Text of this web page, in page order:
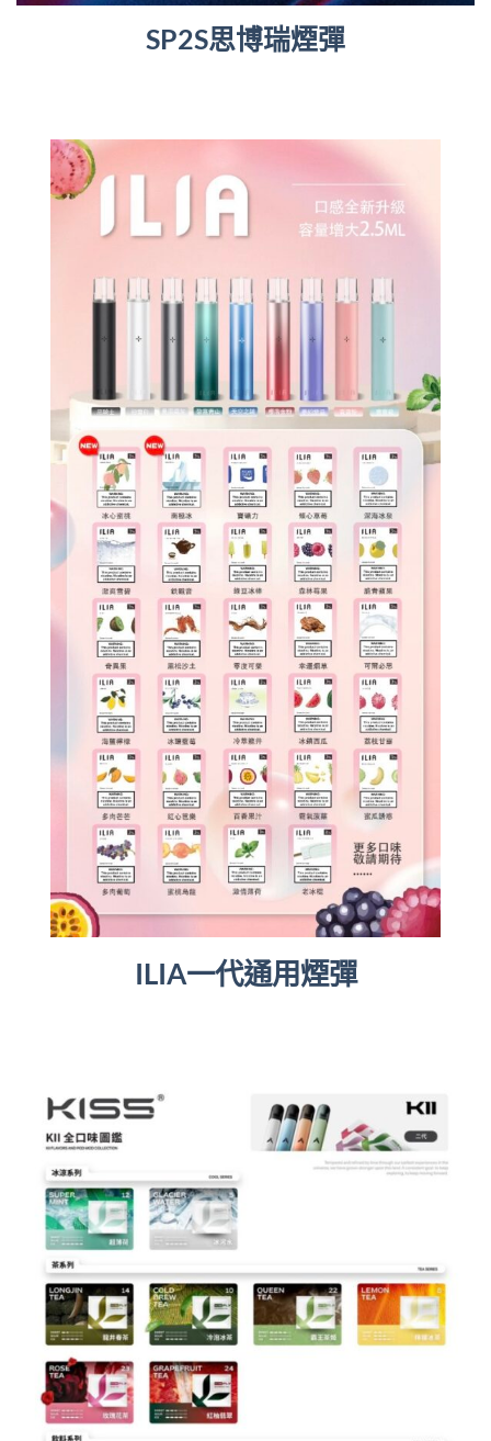
SP2S思博瑞煙彈
ILIA一代通用煙彈